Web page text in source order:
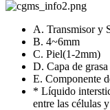
A. Transmisor y
B. 4~6mm
C. Piel(1-2mm)
D. Capa de
E. Componente
* Líquido
entre las células